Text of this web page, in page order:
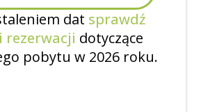
dat sprawdź
rezerwacji dotyczące
pobytu w 2026 roku.